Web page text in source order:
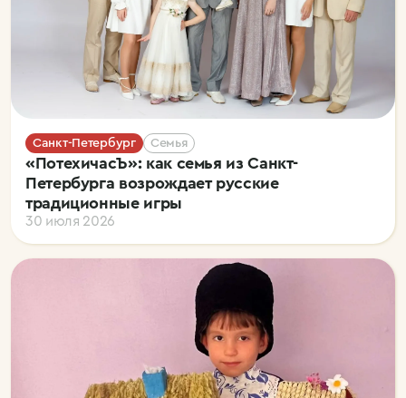
Санкт-Петербург Семья
«ПотехичасЪ»: как семья из Санкт-
Петербурга возрождает русские
традиционные игры
30 июля 2026